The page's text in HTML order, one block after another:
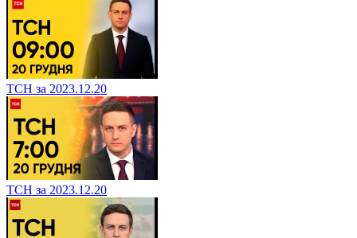
ТСН за 2023.12.20
ТСН за 2023.12.20